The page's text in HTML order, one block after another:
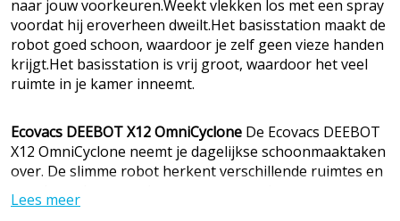
naar jouw voorkeuren.Weekt vlekken los met een spray
voordat hij eroverheen dweilt.Het basisstation maakt de
robot goed schoon, waardoor je zelf geen vieze handen
krijgt.Het basisstation is vrij groot, waardoor het veel
ruimte in je kamer inneemt.
Ecovacs DEEBOT X12 OmniCyclone De Ecovacs DEEBOT
X12 OmniCyclone neemt je dagelijkse schoonmaaktaken
over. De slimme robot herkent verschillende ruimtes en
past het schoonmaakprogramma aan jouw wensen aan.
Zo stofzuigt hij de slaapkamer niet in de vroege ochtend
Lees meer